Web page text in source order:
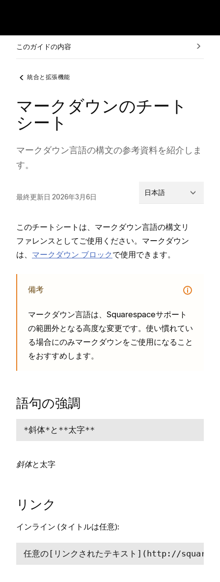
このガイドの内容
統合と拡張機能
マークダウンのチート
シート
マ⁠ークダウン言語の構文の参考資料を紹介しま
す⁠。
最終更新日 2026年3月6日 日本語
このチ⁠ートシ⁠ートは⁠、マ⁠ークダウン言語の構文リ
フ⁠ァレンスとしてご使用ください⁠。マ⁠ークダウン
は⁠、 マ⁠ークダウン ブロ⁠ック で使用できます⁠。
備考
マ⁠ークダウン言語は⁠、Squarespaceサポ⁠ート
の範囲外となる高度な変更です⁠。使い慣れてい
る場合にのみマ⁠ークダウンをご使用になること
をおすすめします⁠。
語句の強調
*斜体*と**太字**
斜体と 太字
リンク
インライン (⁠タイトルは任意⁠)⁠:
任意の[⁠リンクされたテキスト⁠](⁠http⁠://